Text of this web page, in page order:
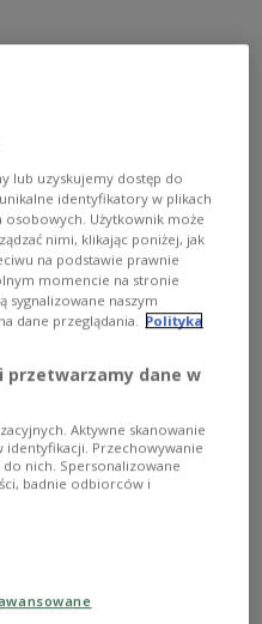
der Flüchtlingskrise,
in die
Samstag haben
die polnische
Union, das
lub uzyskujemy dostęp do
identyfikatory w plikach
Użytkownik może
nimi, klikając poniżej, jak
na podstawie prawnie
momencie na stronie
sygnalizowane naszym
dane przeglądania. Polityka
przetwarzamy dane w
Aktywne skanowanie
identyfikacji. Przechowywanie
nich. Spersonalizowane
badnie odbiorców i